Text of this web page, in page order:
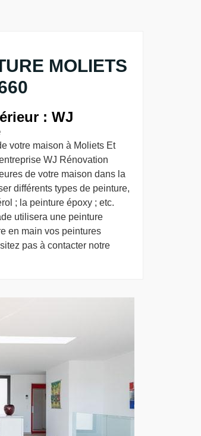
MOLIETS
: WJ
votre maison à Moliets Et
WJ Rénovation
de votre maison dans la
différents types de peinture,
; la peinture époxy ; etc.
utilisera une peinture
en main vos peintures
pas à contacter notre